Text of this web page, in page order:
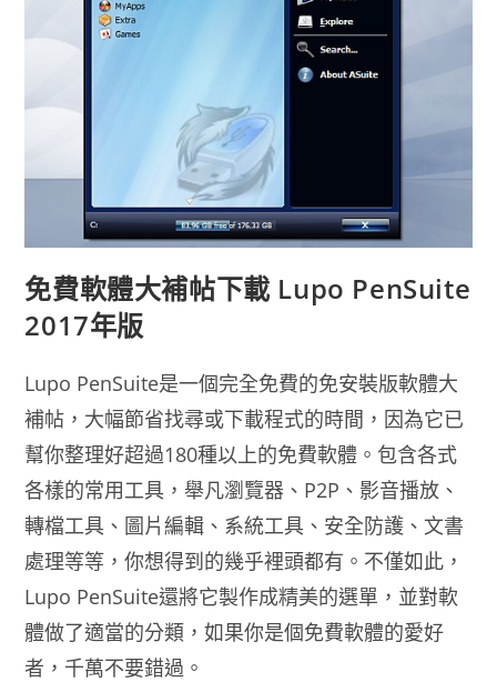
免費軟體大補帖下載 Lupo PenSuite
2017年版
Lupo PenSuite是一個完全免費的免安裝版軟體大
補帖，大幅節省找尋或下載程式的時間，因為它已
幫你整理好超過180種以上的免費軟體。包含各式
各樣的常用工具，舉凡瀏覽器、P2P、影音播放、
轉檔工具、圖片編輯、系統工具、安全防護、文書
處理等等，你想得到的幾乎裡頭都有。不僅如此，
Lupo PenSuite還將它製作成精美的選單，並對軟
體做了適當的分類，如果你是個免費軟體的愛好
者，千萬不要錯過。